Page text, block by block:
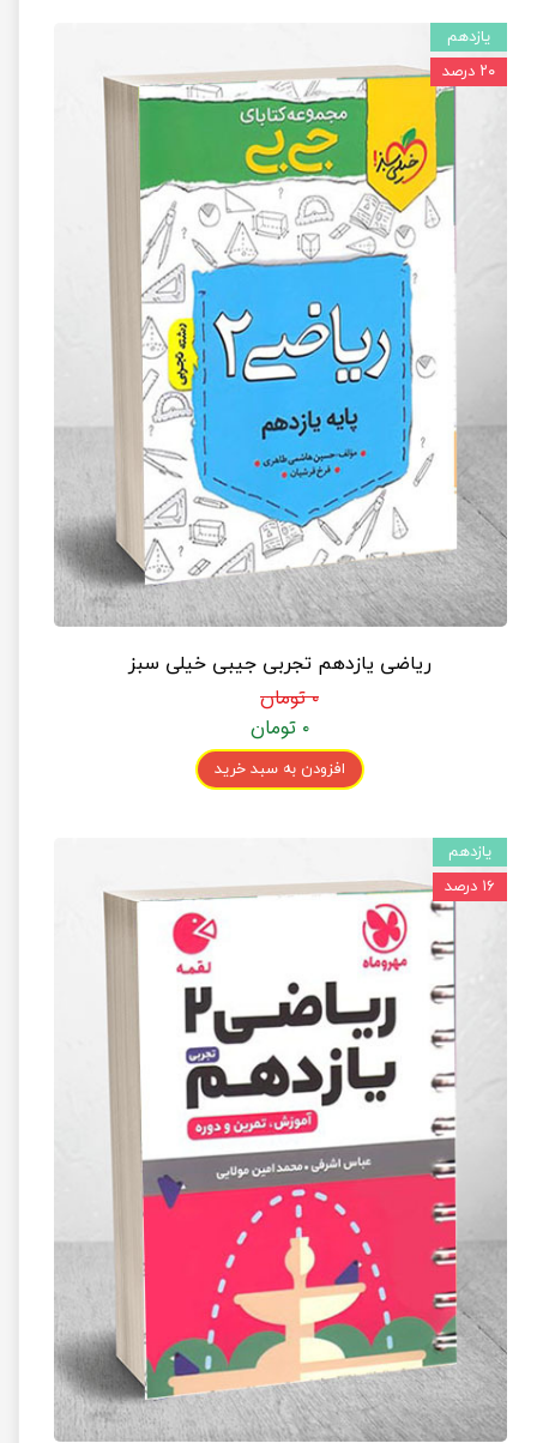
ریاضی یازدهم تجربی جیبی خیلی سبز
۰ تومان
۰ تومان
افزودن به سبد خرید
یازدهم
۲۰ درصد
یازدهم
۱۶ درصد